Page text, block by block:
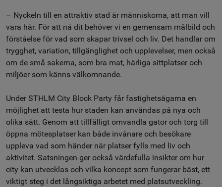
– Nyckeln till en attraktiv stad är människorna, att man vill
vara här. För att nå dit behöver vi en gemensam målbild och
förståelse för vad som skapar trivsel och liv. Det handlar om
trygghet, variation, tillgänglighet och upplevelser, men också
om de små sakerna, som bra mat, härliga sittplatser och
miljöer som känns välkomnande.
Under STHLM City Block Party får fastighetsägarna en
möjlighet att testa hur staden kan användas på nya och
olika sätt. Genom att tillfälligt omvandla gator och torg till
öppna mötesplatser kan både invånare och besökare
uppleva vad som händer när platser fylls med liv och
aktivitet. Satsningen ger också värdefulla insikter om hur
city kan utvecklas och vilka koncept som fungerar bäst, ett
viktigt steg i det långsiktiga arbetet med platsutveckling.